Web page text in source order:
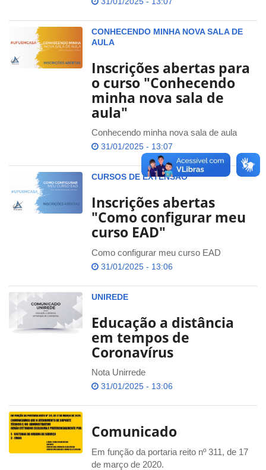
CONHECENDO MINHA NOVA SALA DE
AULA
Inscrições abertas para
o curso "Conhecendo
minha nova sala de
aula"
Conhecendo minha nova sala de aula
31/01/2025 - 13:07
CURSOS DE EXTENSÃO
Inscrições abertas
"Como configurar meu
curso EAD"
Como configurar meu curso EAD
31/01/2025 - 13:06
UNIREDE
Educação a distância
em tempos de
Coronavírus
Nota Unirrede
31/01/2025 - 13:06
Comunicado
Em função da portaria reito nº 311, de 17
de março de 2020.